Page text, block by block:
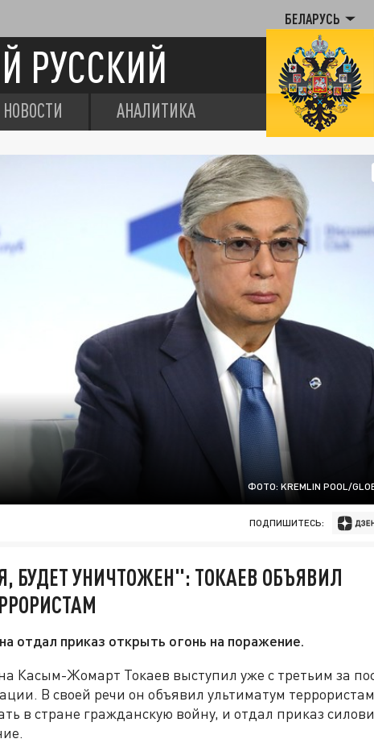
БЕЛАРУСЬ
РУССКИЙ
НОВОСТИ АНАЛИТИКА
ФОТО: KREMLIN POOL/
ПОДПИШИТЕСЬ:
БУДЕТ УНИЧТОЖЕН": ТОКАЕВ ОБЪЯВИЛ
отдал приказ открыть огонь на поражение.
Касым-Жомарт Токаев выступил уже с третьим за
В своей речи он объявил ультиматум
в стране гражданскую войну, и отдал приказ